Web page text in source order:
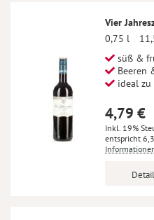
Vier
0,75 l
süß &
Beeren
ideal zu
4,79 €
Inkl. 19%